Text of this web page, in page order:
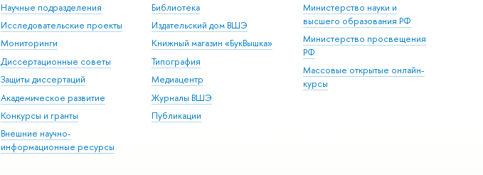
Научные подразделения
Исследовательские проекты
Мониторинги
Диссертационные советы
Защиты диссертаций
Академическое развитие
Конкурсы и гранты
Внешние научно-
информационные ресурсы
Библиотека
Издательский дом ВШЭ
Книжный магазин «БукВышка»
Типография
Медиацентр
Журналы ВШЭ
Публикации
Министерство науки и
высшего образования РФ
Министерство просвещения
РФ
Массовые открытые онлайн-
курсы